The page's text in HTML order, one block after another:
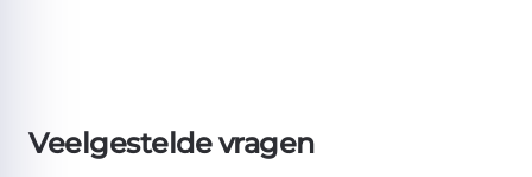
Veelgestelde vragen